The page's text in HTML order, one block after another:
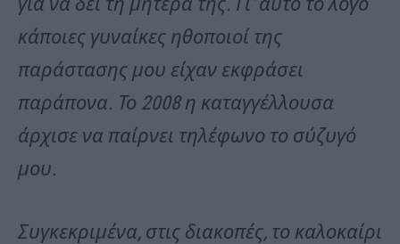
κάποιες γυναίκες ηθοποιοί της
παράστασης μου είχαν εκφράσει
παράπονα. Το 2008 η καταγγέλλουσα
άρχισε να παίρνει τηλέφωνο το σύζυγό
μου.
Συγκεκριμένα, στις διακοπές, το καλοκαίρι